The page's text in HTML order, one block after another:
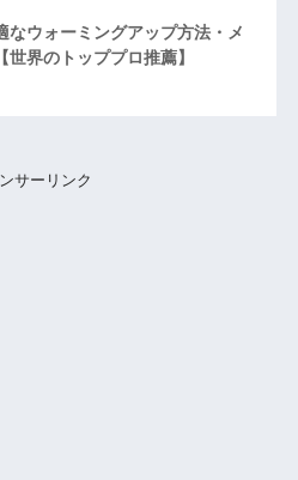
なウォーミングアップ方法・メ
世界のトッププロ推薦】
サーリンク